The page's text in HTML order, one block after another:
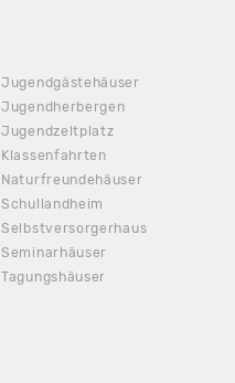
Jugendgästehäuser
Jugendherbergen
Jugendzeltplatz
Klassenfahrten
Naturfreundehäuser
Schullandheim
Selbstversorgerhaus
Seminarhäuser
Tagungshäuser